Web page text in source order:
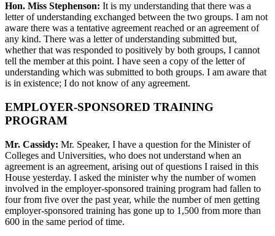
Hon. Miss Stephenson: It is my understanding that there was a
letter of understanding exchanged between the two groups. I am not
aware there was a tentative agreement reached or an agreement of
any kind. There was a letter of understanding submitted but,
whether that was responded to positively by both groups, I cannot
tell the member at this point. I have seen a copy of the letter of
understanding which was submitted to both groups. I am aware that
is in existence; I do not know of any agreement.
EMPLOYER-SPONSORED TRAINING
PROGRAM
Mr. Cassidy: Mr. Speaker, I have a question for the Minister of
Colleges and Universities, who does not understand when an
agreement is an agreement, arising out of questions I raised in this
House yesterday. I asked the minister why the number of women
involved in the employer-sponsored training program had fallen to
four from five over the past year, while the number of men getting
employer-sponsored training has gone up to 1,500 from more than
600 in the same period of time.